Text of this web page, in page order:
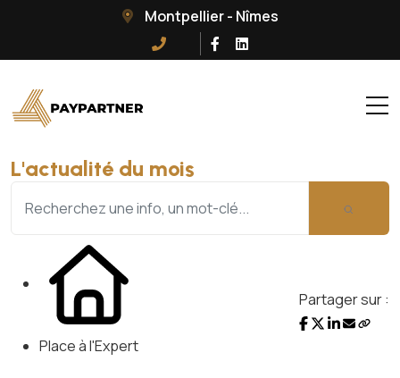
Montpellier - Nîmes
L'actualité du mois
Place à l'Expert
Partager sur :